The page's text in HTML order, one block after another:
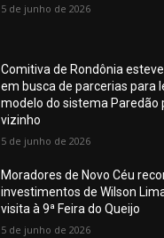
5 de junho de 2026
Comitiva de Rondônia esteve
em busca de parcerias para
modelo do sistema Paredão
vizinho
5 de junho de 2026
Moradores de Novo Céu
investimentos de Wilson
visita à 9ª Feira do Queijo
5 de junho de 2026